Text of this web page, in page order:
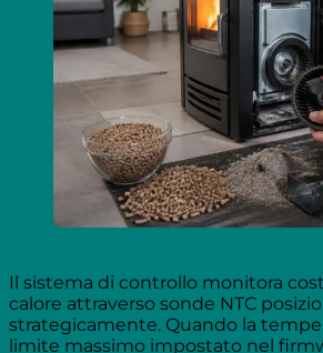
Il sistema di controllo monitora
calore attraverso sonde NTC
strategicamente. Quando la
limite massimo impostato nel